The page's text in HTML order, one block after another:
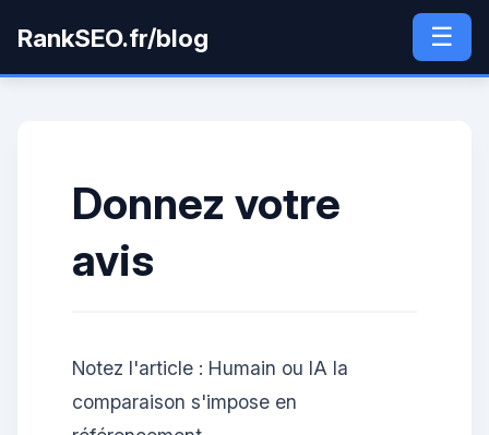
RankSEO.fr/blog ☰
Donnez votre
avis
Notez l'article : Humain ou IA la
comparaison s'impose en